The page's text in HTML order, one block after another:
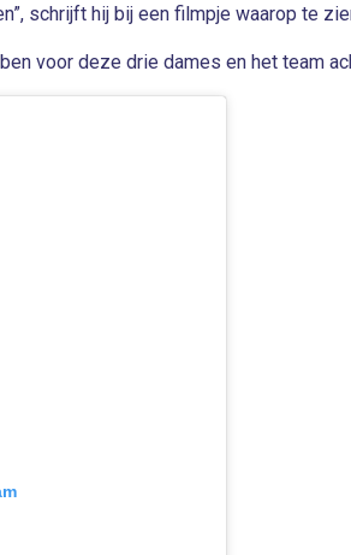
schrijft hij bij een filmpje waarop te
voor deze drie dames en het team